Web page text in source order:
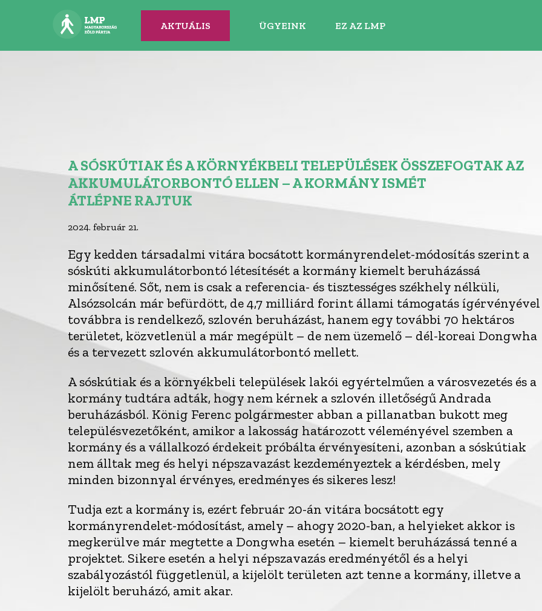
AKTUÁLIS ÜGYEINK EZ AZ LMP
A SÓSKÚTIAK ÉS A KÖRNYÉKBELI TELEPÜLÉSEK ÖSSZEFOGTAK AZ
AKKUMULÁTORBONTÓ ELLEN – A KORMÁNY ISMÉT
ÁTLÉPNE RAJTUK
2024. február 21.
Egy kedden társadalmi vitára bocsátott kormányrendelet-módosítás szerint a
sóskúti akkumulátorbontó létesítését a kormány kiemelt beruházássá
minősítené. Sőt, nem is csak a referencia- és tisztességes székhely nélküli,
Alsózsolcán már befürdött, de 4,7 milliárd forint állami támogatás ígérvényével
továbbra is rendelkező, szlovén beruházást, hanem egy további 70 hektáros
területet, közvetlenül a már megépült – de nem üzemelő – dél-koreai Dongwha
és a tervezett szlovén akkumulátorbontó mellett.
A sóskútiak és a környékbeli települések lakói egyértelműen a városvezetés és a
kormány tudtára adták, hogy nem kérnek a szlovén illetőségű Andrada
beruházásból. König Ferenc polgármester abban a pillanatban bukott meg
településvezetőként, amikor a lakosság határozott véleményével szemben a
kormány és a vállalkozó érdekeit próbálta érvényesíteni, azonban a sóskútiak
nem álltak meg és helyi népszavazást kezdeményeztek a kérdésben, mely
minden bizonnyal érvényes, eredményes és sikeres lesz!
Tudja ezt a kormány is, ezért február 20-án vitára bocsátott egy
kormányrendelet-módosítást, amely – ahogy 2020-ban, a helyieket akkor is
megkerülve már megtette a Dongwha esetén – kiemelt beruházássá tenné a
projektet. Sikere esetén a helyi népszavazás eredményétől és a helyi
szabályozástól függetlenül, a kijelölt területen azt tenne a kormány, illetve a
kijelölt beruházó, amit akar.